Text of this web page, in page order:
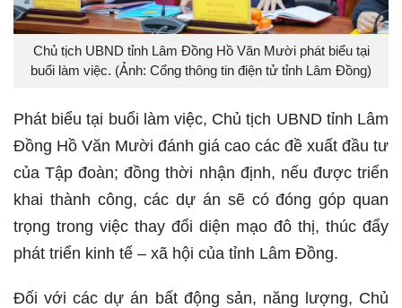
Chủ tịch UBND tỉnh Lâm Đồng Hồ Văn Mười phát biểu tại
buổi làm việc. (Ảnh: Cổng thông tin điện tử tỉnh Lâm Đồng)
Phát biểu tại buổi làm việc, Chủ tịch UBND tỉnh Lâm
Đồng Hồ Văn Mười đánh giá cao các đề xuất đầu tư
của Tập đoàn; đồng thời nhận định, nếu được triển
khai thành công, các dự án sẽ có đóng góp quan
trọng trong việc thay đổi diện mạo đô thị, thúc đẩy
phát triển kinh tế – xã hội của tỉnh Lâm Đồng.
Đối với các dự án bất động sản, năng lượng, Chủ